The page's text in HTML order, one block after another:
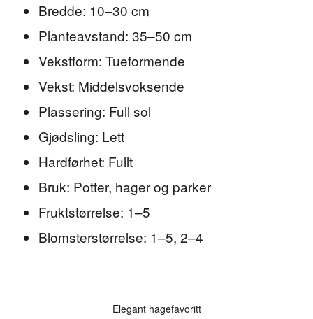
Bredde: 10–30 cm
Planteavstand: 35–50 cm
Vekstform: Tueformende
Vekst: Middelsvoksende
Plassering: Full sol
Gjødsling: Lett
Hardførhet: Fullt
Bruk: Potter, hager og parker
Fruktstørrelse: 1–5
Blomsterstørrelse: 1–5, 2–4
Elegant hagefavoritt